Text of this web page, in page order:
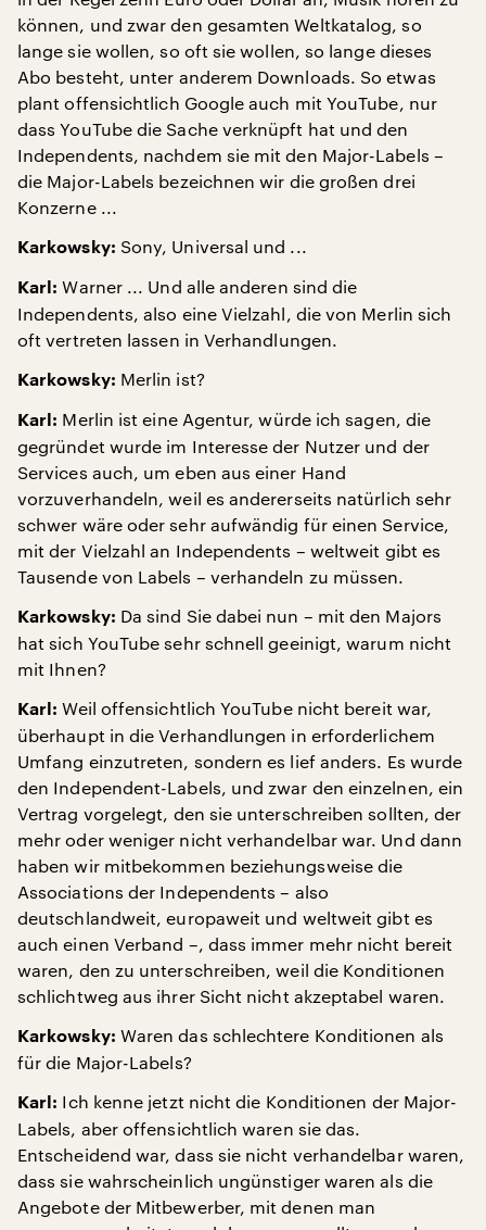
können, und zwar den gesamten Weltkatalog, so
lange sie wollen, so oft sie wollen, so lange dieses
Abo besteht, unter anderem Downloads. So etwas
plant offensichtlich Google auch mit YouTube, nur
dass YouTube die Sache verknüpft hat und den
Independents, nachdem sie mit den Major-Labels –
die Major-Labels bezeichnen wir die großen drei
Konzerne ...
Karkowsky: Sony, Universal und ...
Karl: Warner ... Und alle anderen sind die
Independents, also eine Vielzahl, die von Merlin sich
oft vertreten lassen in Verhandlungen.
Karkowsky: Merlin ist?
Karl: Merlin ist eine Agentur, würde ich sagen, die
gegründet wurde im Interesse der Nutzer und der
Services auch, um eben aus einer Hand
vorzuverhandeln, weil es andererseits natürlich sehr
schwer wäre oder sehr aufwändig für einen Service,
mit der Vielzahl an Independents – weltweit gibt es
Tausende von Labels – verhandeln zu müssen.
Karkowsky: Da sind Sie dabei nun – mit den Majors
hat sich YouTube sehr schnell geeinigt, warum nicht
mit Ihnen?
Karl: Weil offensichtlich YouTube nicht bereit war,
überhaupt in die Verhandlungen in erforderlichem
Umfang einzutreten, sondern es lief anders. Es wurde
den Independent-Labels, und zwar den einzelnen, ein
Vertrag vorgelegt, den sie unterschreiben sollten, der
mehr oder weniger nicht verhandelbar war. Und dann
haben wir mitbekommen beziehungsweise die
Associations der Independents – also
deutschlandweit, europaweit und weltweit gibt es
auch einen Verband –, dass immer mehr nicht bereit
waren, den zu unterschreiben, weil die Konditionen
schlichtweg aus ihrer Sicht nicht akzeptabel waren.
Karkowsky: Waren das schlechtere Konditionen als
für die Major-Labels?
Karl: Ich kenne jetzt nicht die Konditionen der Major-
Labels, aber offensichtlich waren sie das.
Entscheidend war, dass sie nicht verhandelbar waren,
dass sie wahrscheinlich ungünstiger waren als die
Angebote der Mitbewerber, mit denen man